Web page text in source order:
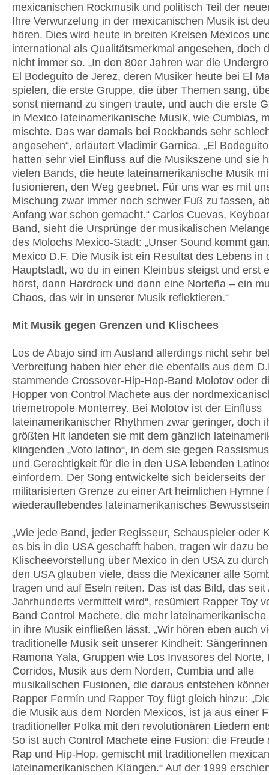
mexicanischen Rockmusik und politisch Teil der
Ihre Verwurzelung in der mexicanischen Musik ist
hören. Dies wird heute in breiten Kreisen Mexicos
international als Qualitätsmerkmal angesehen, doch
nicht immer so. „In den 80er Jahren war die
El Bodeguito de Jerez, deren Musiker heute bei El
spielen, die erste Gruppe, die über Themen sang,
sonst niemand zu singen traute, und auch die erste
in Mexico lateinamerikanische Musik, wie Cumbias,
mischte. Das war damals bei Rockbands sehr
angesehen“, erläutert Vladimir Garnica. „El
hatten sehr viel Einfluss auf die Musikszene und sie
vielen Bands, die heute lateinamerikanische Musik
fusionieren, den Weg geebnet. Für uns war es mit
Mischung zwar immer noch schwer Fuß zu fassen,
Anfang war schon gemacht.“ Carlos Cuevas,
Band, sieht die Ursprünge der musikalischen
des Molochs Mexico-Stadt: „Unser Sound kommt
Mexico D.F. Die Musik ist ein Resultat des Lebens in
Hauptstadt, wo du in einen Kleinbus steigst und erst
hörst, dann Hardrock und dann eine Norteña – ein
Chaos, das wir in unserer Musik reflektieren.“
Mit Musik gegen Grenzen und Klischees
Los de Abajo sind im Ausland allerdings nicht sehr
Verbreitung haben hier eher die ebenfalls aus dem
stammende Crossover-Hip-Hop-Band Molotov oder
Hopper von Control Machete aus der
triemetropole Monterrey. Bei Molotov ist der Einfluss
lateinamerikanischer Rhythmen zwar geringer, doch
größten Hit landeten sie mit dem gänzlich
klingenden „Voto latino“, in dem sie gegen
und Gerechtigkeit für die in den USA lebenden
einfordern. Der Song entwickelte sich beiderseits der
militarisierten Grenze zu einer Art heimlichen Hymne
wiederauflebendes lateinamerikanisches
„Wie jede Band, jeder Regisseur, Schauspieler oder
es bis in die USA geschafft haben, tragen wir dazu
Klischeevorstellung über Mexico in den USA zu
den USA glauben viele, dass die Mexicaner alle
tragen und auf Eseln reiten. Das ist das Bild, das seit
Jahrhunderts vermittelt wird“, resümiert Rapper Toy
Band Control Machete, die mehr
in ihre Musik einfließen lässt. „Wir hören eben auch
traditionelle Musik seit unserer Kindheit:
Ramona Yala, Gruppen wie Los Invasores del Norte,
Corridos, Musik aus dem Norden, Cumbia und alle
musikalischen Fusionen, die daraus entstehen
Rapper Fermín und Rapper Toy fügt gleich hinzu:
die Musik aus dem Norden Mexicos, ist ja aus einer
traditioneller Polka mit den revolutionären Liedern
So ist auch Control Machete eine Fusion: die Freude
Rap und Hip-Hop, gemischt mit traditionellen
lateinamerikanischen Klängen.“ Auf der 1999